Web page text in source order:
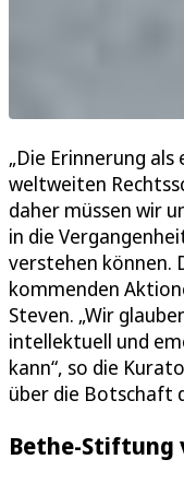
„Die Erinnerung
weltweiten
daher müssen wir
in die
verstehen können.
kommenden
Steven. „Wir
intellektuell und
kann“, so die
über die Botschaft
Bethe-Stiftung